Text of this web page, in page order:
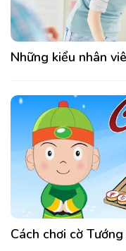
Những kiểu nhân
Cách chơi cờ